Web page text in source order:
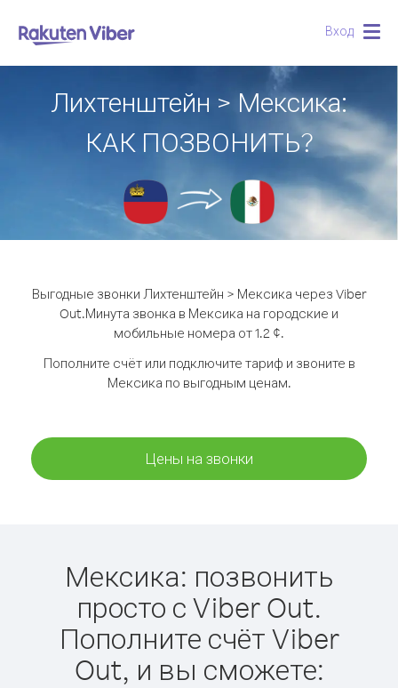
Вход
Лихтенштейн > Мексика:
КАК ПОЗВОНИТЬ?
Выгодные звонки Лихтенштейн > Мексика через Viber
Out.Минута звонка в Мексика на городские и
мобильные номера от 1.2 ¢.
Пополните счёт или подключите тариф и звоните в
Мексика по выгодным ценам.
Цены на звонки
Мексика: позвонить
просто с Viber Out.
Пополните счёт Viber
Out, и вы сможете: